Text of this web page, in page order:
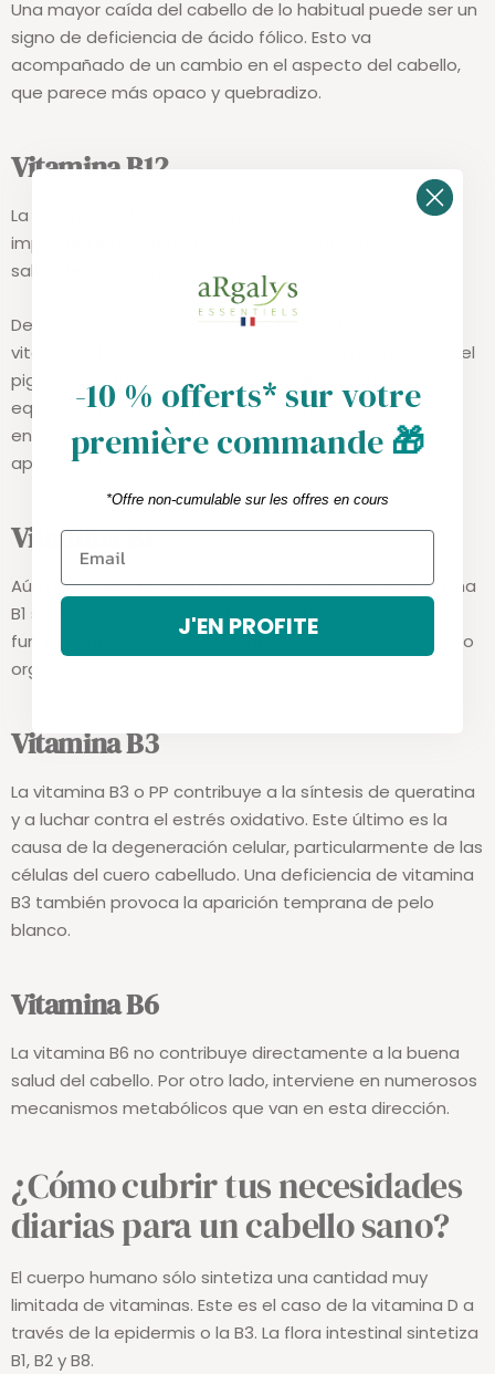
Una mayor caída del cabello de lo habitual puede ser un
signo de deficiencia de ácido fólico. Esto va
acompañado de un cambio en el aspecto del cabello,
que parece más opaco y quebradizo.
Vitamina B12
La vitamina B12 o cobalamina es la vitamina más
importante del grupo B. Hidrosoluble, no influye en la
salud del cabello, pero sí en su coloración.
De hecho, uno de los síntomas de una deficiencia de
vitamina B12 es una producción reducida de melanina, el
pigmento natural que da color al cabello. Una dieta
equilibrada de cobalamina frena el riesgo de
envejecimiento celular, y por tanto ayuda a frenar la
aparición de canas.
Vitamina B1
Aún no se han demostrado los beneficios de la vitamina
B1 sobre el cabello. Sin embargo, la tiamina es
fundamental para el funcionamiento normal de nuestro
organismo.
Vitamina B3
La vitamina B3 o PP contribuye a la síntesis de queratina
y a luchar contra el estrés oxidativo. Este último es la
causa de la degeneración celular, particularmente de las
células del cuero cabelludo. Una deficiencia de vitamina
B3 también provoca la aparición temprana de pelo
blanco.
Vitamina B6
La vitamina B6 no contribuye directamente a la buena
salud del cabello. Por otro lado, interviene en numerosos
mecanismos metabólicos que van en esta dirección.
¿Cómo cubrir tus necesidades
diarias para un cabello sano?
El cuerpo humano sólo sintetiza una cantidad muy
limitada de vitaminas. Este es el caso de la vitamina D a
través de la epidermis o la B3. La flora intestinal sintetiza
B1, B2 y B8.
-10 % offerts* sur votre
première commande🎁
*Offre non-cumulable sur les offres en cours
J'EN PROFITE